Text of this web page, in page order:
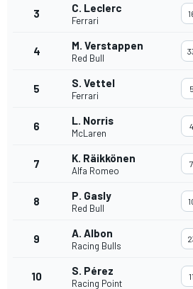
3 C. Leclerc
Ferrari
4 M. Verstappen
Red Bull
5 S. Vettel
Ferrari
5
6 L. Norris
McLaren
4
7 K. Räikkönen
Alfa Romeo
7
8 P. Gasly
Red Bull
9 A. Albon
Racing Bulls
10 S. Pérez
Racing Point
11